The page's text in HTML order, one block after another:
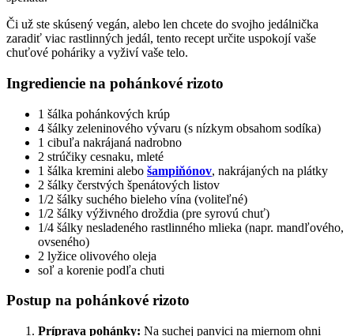
Či už ste skúsený vegán, alebo len chcete do svojho jedálnička
zaradiť viac rastlinných jedál, tento recept určite uspokojí vaše
chuťové poháriky a vyživí vaše telo.
Ingrediencie na pohánkové rizoto
1 šálka pohánkových krúp
4 šálky zeleninového vývaru (s nízkym obsahom sodíka)
1 cibuľa nakrájaná nadrobno
2 strúčiky cesnaku, mleté
1 šálka kremini alebo šampiňónov, nakrájaných na plátky
2 šálky čerstvých špenátových listov
1/2 šálky suchého bieleho vína (voliteľné)
1/2 šálky výživného droždia (pre syrovú chuť)
1/4 šálky nesladeného rastlinného mlieka (napr. mandľového,
ovseného)
2 lyžice olivového oleja
soľ a korenie podľa chuti
Postup na pohánkové rizoto
Príprava pohánky: Na suchej panvici na miernom ohni